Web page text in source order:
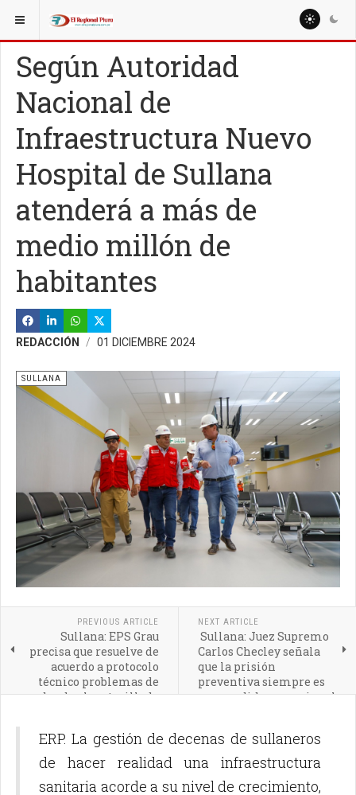
ESTÁ AQUÍ: LOCALES
Según Autoridad
Nacional de
Infraestructura Nuevo
Hospital de Sullana
atenderá a más de
medio millón de
habitantes
REDACCIÓN 01 DICIEMBRE 2024
SULLANA
PREVIOUS ARTICLE
Sullana: EPS Grau
precisa que resuelve de
acuerdo a protocolo
técnico problemas de
redes de alcantarillado
NEXT ARTICLE
Sullana: Juez Supremo
Carlos Checley señala
que la prisión
preventiva siempre es
una medida excepcional
ERP. La gestión de decenas de sullaneros
de hacer realidad una infraestructura
sanitaria acorde a su nivel de crecimiento,